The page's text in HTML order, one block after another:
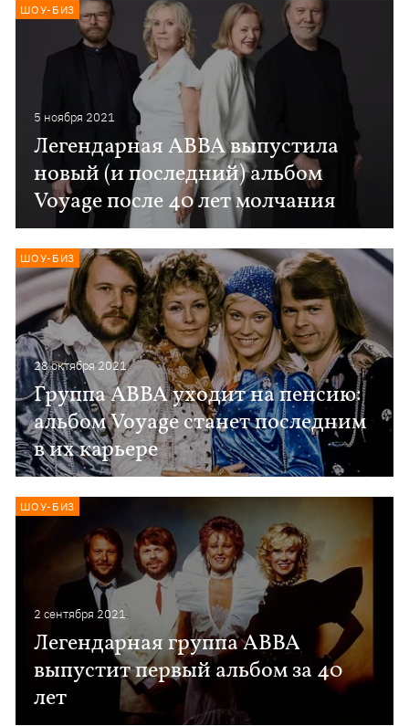
5 ноября 2021
Легендарная ABBA выпустила
новый (и последний) альбом
Voyage после 40 лет молчания
ШОУ-БИЗ
28 октября 2021
Группа ABBA уходит на пенсию:
альбом Voyage станет последним
в их карьере
ШОУ-БИЗ
2 сентября 2021
Легендарная группа ABBA
выпустит первый альбом за 40
лет
ШОУ-БИЗ